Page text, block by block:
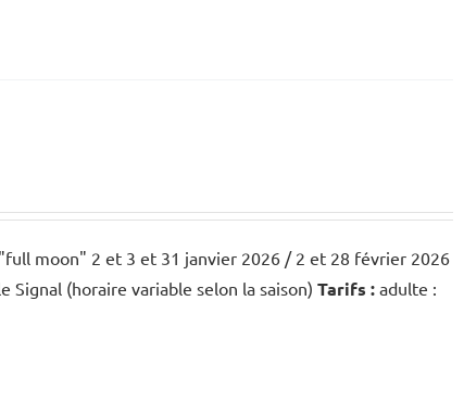
moon" 2 et 3 et 31 janvier 2026 / 2 et 28 février 2026
Signal (horaire variable selon la saison)Tarifs : adulte :